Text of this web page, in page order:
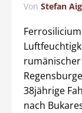
Von Stefan
38jährige
nach